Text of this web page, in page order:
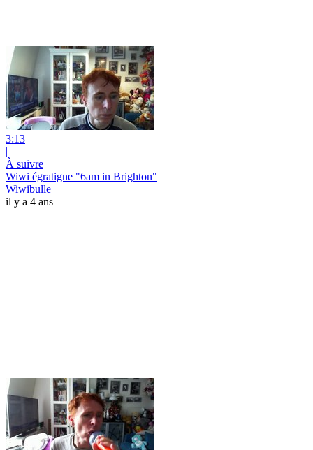
3:13
|
À suivre
Wiwi égratigne "6am in Brighton"
Wiwibulle
il y a 4 ans